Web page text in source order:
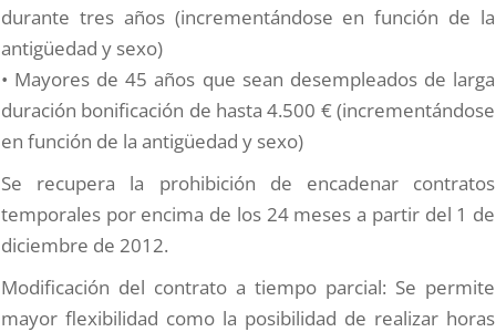
durante tres años (incrementándose en función de la
antigüedad y sexo)
• Mayores de 45 años que sean desempleados de larga
duración bonificación de hasta 4.500 € (incrementándose
en función de la antigüedad y sexo)
Se recupera la prohibición de encadenar contratos
temporales por encima de los 24 meses a partir del 1 de
diciembre de 2012.
Modificación del contrato a tiempo parcial: Se permite
mayor flexibilidad como la posibilidad de realizar horas